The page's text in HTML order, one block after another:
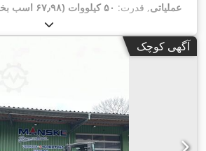
عملیاتی, قدرت: ۵۰ کیلووات (۶۷٫۹۸ اسب بخار)
وزن عملیاتی:۵٬۰۵۰ کیلوگرم
۱ متر مکعب
, سال ساخت: ۸۰۰ h , تجهیزات:
آگهی کوچک